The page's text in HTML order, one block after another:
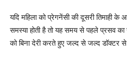
यदि महिला को प्रेगनेंसी की दूसरी तिमाही के
समस्या होती है तो यह समय से पहले प्रसव
को बिना देरी करते हुए जल्द से जल्द डॉक्टर से